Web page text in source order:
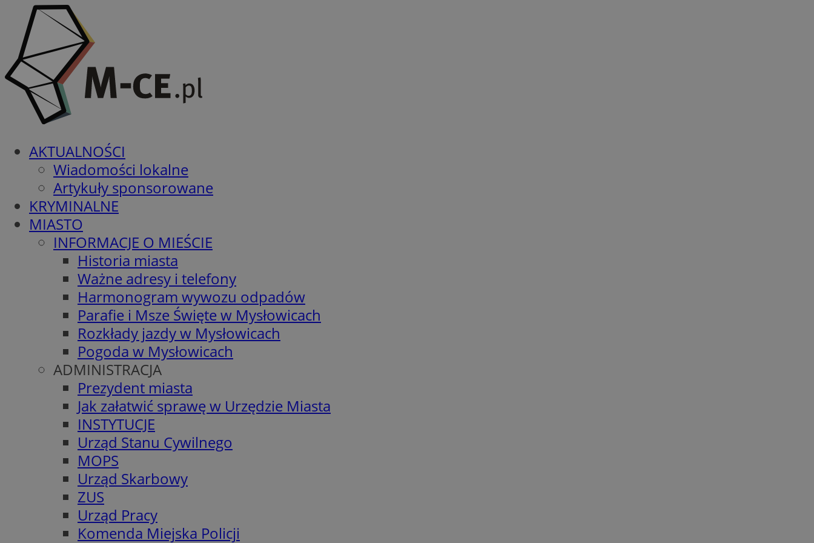
AKTUALNOŚCI
Wiadomości lokalne
Artykuły sponsorowane
KRYMINALNE
MIASTO
INFORMACJE O MIEŚCIE
Historia miasta
Ważne adresy i telefony
Harmonogram wywozu odpadów
Parafie i Msze Święte w Mysłowicach
Rozkłady jazdy w Mysłowicach
Pogoda w Mysłowicach
ADMINISTRACJA
Prezydent miasta
Jak załatwić sprawę w Urzędzie Miasta
INSTYTUCJE
Urząd Stanu Cywilnego
MOPS
Urząd Skarbowy
ZUS
Urząd Pracy
Komenda Miejska Policji